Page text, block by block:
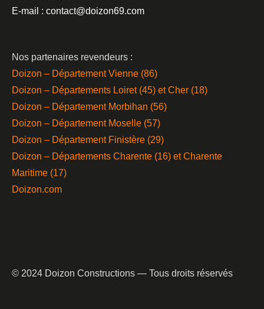
E-mail : contact@doizon69.com
Nos partenaires revendeurs :
Doizon – Département Vienne (86)
Doizon – Départements Loiret (45) et Cher (18)
Doizon – Département Morbihan (56)
Doizon – Département Moselle (57)
Doizon – Département Finistère (29)
Doizon – Départements Charente (16) et Charente
Maritime (17)
Doizon.com
© 2024 Doizon Constructions — Tous droits réservés